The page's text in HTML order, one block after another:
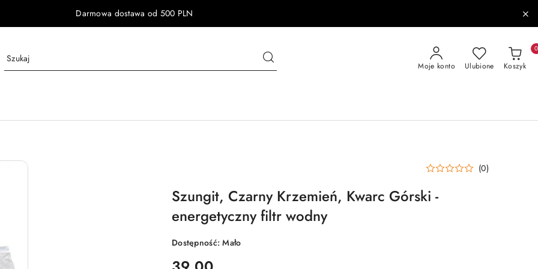
Darmowa dostawa od 500 PLN
Moje konto Ulubione Koszyk
0
(0)
Szungit, Czarny Krzemień, Kwarc Górski -
energetyczny filtr wodny
Dostępność:Mało